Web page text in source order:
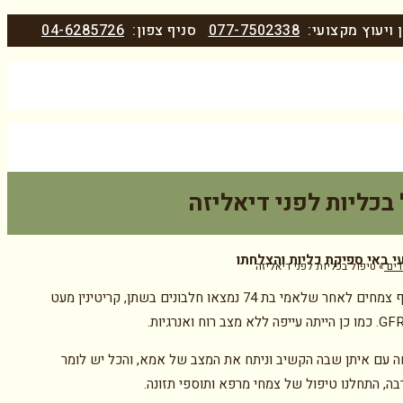
ויעוץ מקצועי: 077-7502338 סניף צפון: 04-6285726
בכליות לפני דיאליזה
»טיפול בכליות לפני דיאליזה
באי ספיקת כליות והצלחתו
הגעתי לצוף צמחים לאחר שלאמי בת 74 נמצאו חלבונים בשתן, קריטינין מעט
עם איתן שבה הקשיב וניתח את המצב של אמא, והכל יש לומר
התחלנו טיפול של צמחי מרפא ותוספי תזונה.